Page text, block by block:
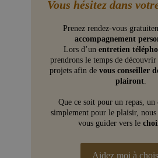
Vous hésitez dans
Prenez rendez-vous
accompagnement
Lors d’un entretien
prendrons le temps de
projets afin de vous conseiller
plairont.
Que ce soit pour un repas, un
simplement pour le plaisir, nous
vous guider vers le
Aidez moi à